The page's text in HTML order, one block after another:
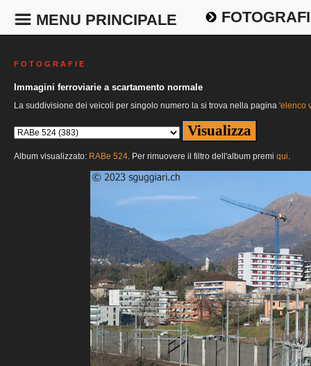
MENU PRINCIPALE
F O T O G R A F I E
Immagini ferroviarie a scartamento normale
La suddivisione dei veicoli per singolo numero la si trova nella pagina 'elenco
Album visualizzato: RABe 524. Per rimuovere il filtro dell'album premi qui.